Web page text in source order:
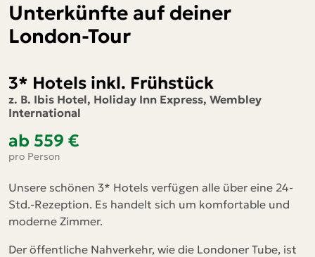
Unterkünfte auf deiner
London-Tour
3* Hotels inkl. Frühstück
z. B. Ibis Hotel, Holiday Inn Express, Wembley
International
ab 559 €
pro Person
Unsere schönen 3* Hotels verfügen alle über eine 24-
Std.-Rezeption. Es handelt sich um komfortable und
moderne Zimmer.
Der öffentliche Nahverkehr, wie die Londoner Tube, ist